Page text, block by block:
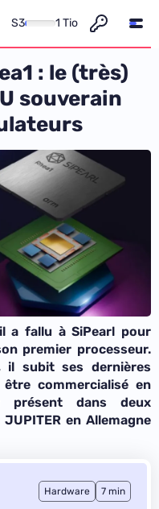
S3 1 Tio
: le (très)
souverain
a fallu à SiPearl pour
premier processeur.
il subit ses dernières
commercialisé en
présent dans deux
en Allemagne
Hardware 7 min